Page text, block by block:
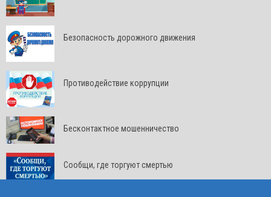
Безопасность дорожного движения
Противодействие коррупции
Бесконтактное мошенничество
Сообщи, где торгуют смертью